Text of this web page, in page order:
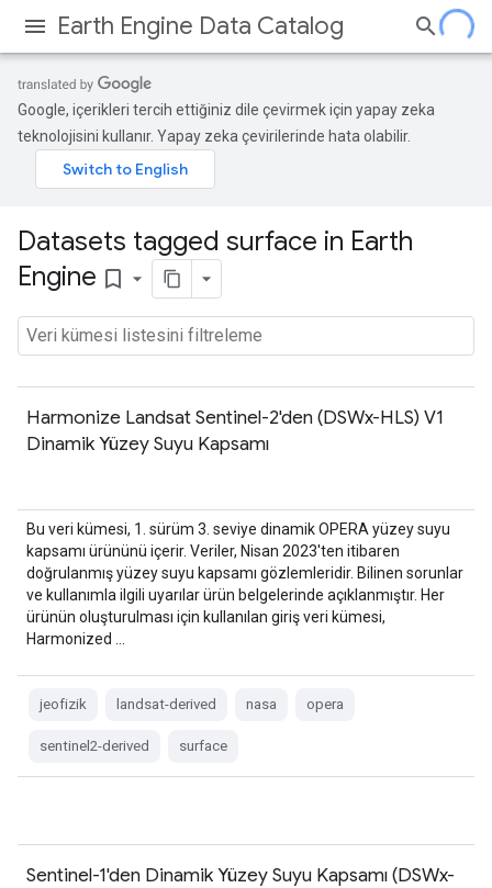
Earth Engine Data Catalog
Google, içerikleri tercih ettiğiniz dile çevirmek için yapay zeka
teknolojisini kullanır. Yapay zeka çevirilerinde hata olabilir.
Datasets tagged surface in Earth
Engine bookmark_border
Harmonize Landsat Sentinel-2'den (DSWx-HLS) V1
Dinamik Yüzey Suyu Kapsamı
Bu veri kümesi, 1. sürüm 3. seviye dinamik OPERA yüzey suyu
kapsamı ürününü içerir. Veriler, Nisan 2023'ten itibaren
doğrulanmış yüzey suyu kapsamı gözlemleridir. Bilinen sorunlar
ve kullanımla ilgili uyarılar ürün belgelerinde açıklanmıştır. Her
ürünün oluşturulması için kullanılan giriş veri kümesi,
Harmonized …
jeofizik landsat-derived nasa opera
sentinel2-derived surface
Sentinel-1'den Dinamik Yüzey Suyu Kapsamı (DSWx-